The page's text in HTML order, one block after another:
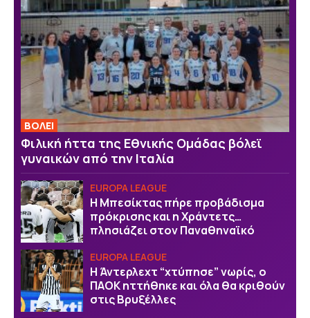
ΒOΛΕΙ
Φιλική ήττα της Εθνικής Ομάδας βόλεϊ
γυναικών από την Ιταλία
EUROPA LEAGUE
Η Μπεσίκτας πήρε προβάδισμα
πρόκρισης και η Χράντετς…
πλησιάζει στον Παναθηναϊκό
EUROPA LEAGUE
Η Άντερλεχτ “χτύπησε” νωρίς, ο
ΠΑΟΚ ηττήθηκε και όλα θα κριθούν
στις Βρυξέλλες